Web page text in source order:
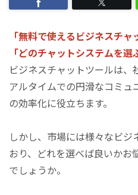
「無料で使えるビジネスチャ
「どのチャットシステムを選
ビジネスチャットツールは、
アルタイムでの円滑なコミ
の効率化に役立ちます。
しかし、市場には様々なビ
おり、どれを選べば良いかお
でしょうか。